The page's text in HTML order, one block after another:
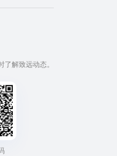
解致远动态。